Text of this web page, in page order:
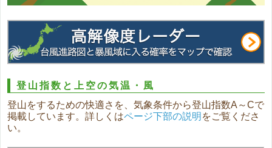
登山指数と上空の気温・風
登山をするための快適さを、気象条件から登山指数A～Cで
掲載しています。詳しくはページ下部の説明 をご覧くださ
い。